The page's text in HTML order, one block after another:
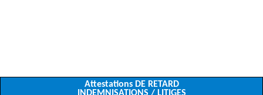
Attestations DE RETARD